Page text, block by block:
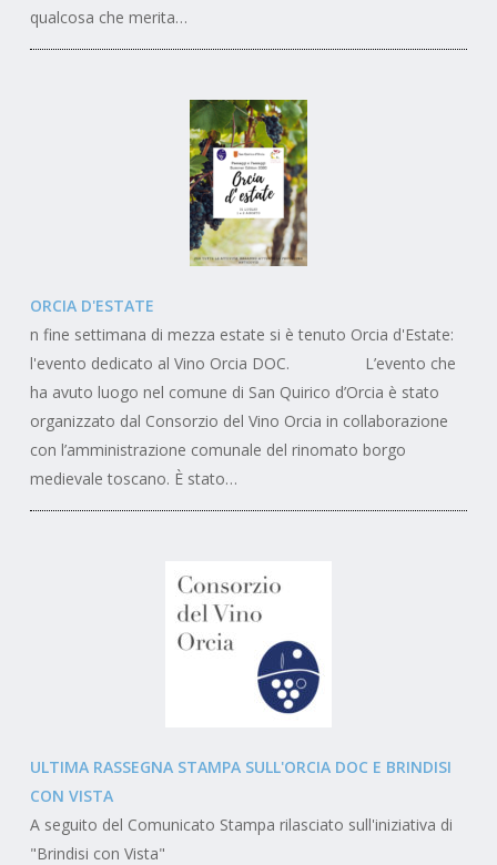
qualcosa che merita…
ORCIA D'ESTATE
n fine settimana di mezza estate si è tenuto Orcia d'Estate:
l'evento dedicato al Vino Orcia DOC. L’evento che
ha avuto luogo nel comune di San Quirico d’Orcia è stato
organizzato dal Consorzio del Vino Orcia in collaborazione
con l’amministrazione comunale del rinomato borgo
medievale toscano. È stato…
ULTIMA RASSEGNA STAMPA SULL'ORCIA DOC E BRINDISI
CON VISTA
A seguito del Comunicato Stampa rilasciato sull'iniziativa di
"Brindisi con Vista"